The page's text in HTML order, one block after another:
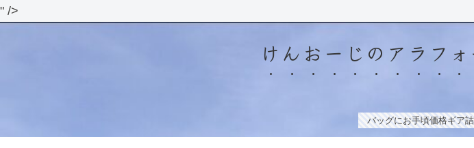
" />
けんおーじのアラフ
バッグにお手頃価格ギア